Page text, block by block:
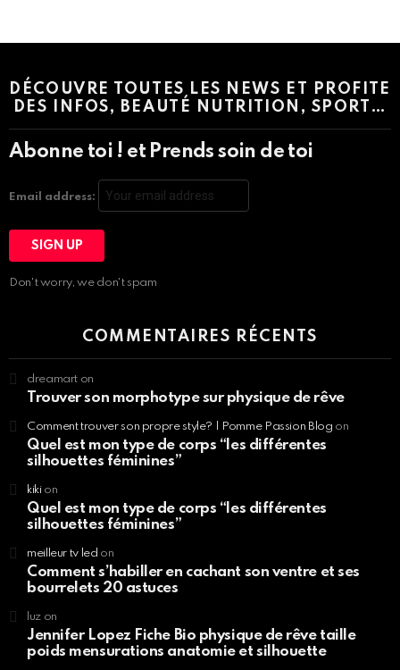
DÉCOUVRE TOUTES LES NEWS ET PROFITE
DES INFOS, BEAUTÉ NUTRITION, SPORT…
Abonne toi ! et Prends soin de toi
Email address:
Don't worry, we don't spam
COMMENTAIRES RÉCENTS
dreamart on
Trouver son morphotype sur physique de rêve
Comment trouver son propre style? | Pomme Passion Blog on
Quel est mon type de corps “les différentes
silhouettes féminines”
kikion
Quel est mon type de corps “les différentes
silhouettes féminines”
meilleur tv led on
Comment s’habiller en cachant son ventre et ses
bourrelets 20 astuces
luzon
Jennifer Lopez Fiche Bio physique de rêve taille
poids mensurations anatomie et silhouette